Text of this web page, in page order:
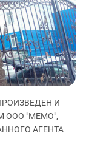
ЧЕЧНЕ
АКТИВИСТОВ
ПРОТЕСТЫ
И
ООО "МЕМО",
АГЕНТА